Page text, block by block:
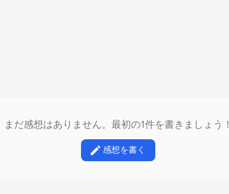
まだ感想はありません。最初の1件を書きましょう！
感想を書く